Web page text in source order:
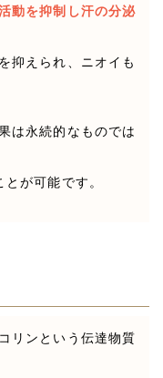
動を抑制し汗の分泌
抑えられ、ニオイも
は永続的なものでは
が可能です。
リンという伝達物質